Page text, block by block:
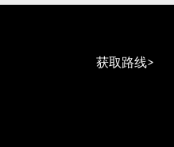
获取路线